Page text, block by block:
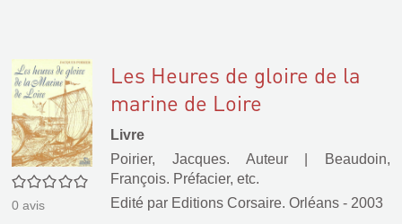
0/5
0 avis
Les Heures de gloire de la
marine de Loire
Livre
Poirier, Jacques. Auteur|
Beaudoin,
François. Préfacier, etc.
Edité par Editions Corsaire. Orléans - 2003